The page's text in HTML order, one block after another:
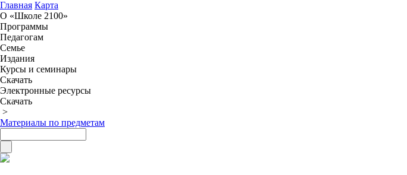
Главная Карта
О «Школе 2100»
Программы
Педагогам
Семье
Издания
Курсы и семинары
Скачать
Электронные ресурсы
Скачать
>
Материалы по предметам